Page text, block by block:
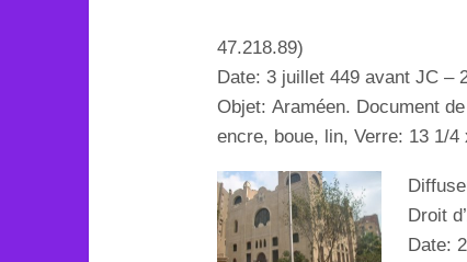
47.218.89)
Date:3 juillet 449 avant JC –
Objet:Araméen. Document
encre, boue, lin, Verre: 13 1/
Droit
Date: